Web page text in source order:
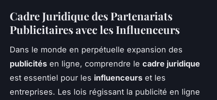
Cadre Juridique des Partenariats
Publicitaires avec les Influenceurs
Dans le monde en perpétuelle expansion des
publicités en ligne, comprendre le cadre juridique
est essentiel pour les influenceurs et les
entreprises. Les lois régissant la publicité en ligne